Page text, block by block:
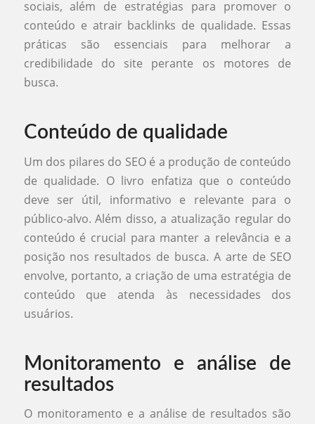
sociais, além de estratégias para promover o
conteúdo e atrair backlinks de qualidade. Essas
práticas são essenciais para melhorar a
credibilidade do site perante os motores de
busca.
Conteúdo de qualidade
Um dos pilares do SEO é a produção de conteúdo
de qualidade. O livro enfatiza que o conteúdo
deve ser útil, informativo e relevante para o
público-alvo. Além disso, a atualização regular do
conteúdo é crucial para manter a relevância e a
posição nos resultados de busca. A arte de SEO
envolve, portanto, a criação de uma estratégia de
conteúdo que atenda às necessidades dos
usuários.
Monitoramento e análise de
resultados
O monitoramento e a análise de resultados são